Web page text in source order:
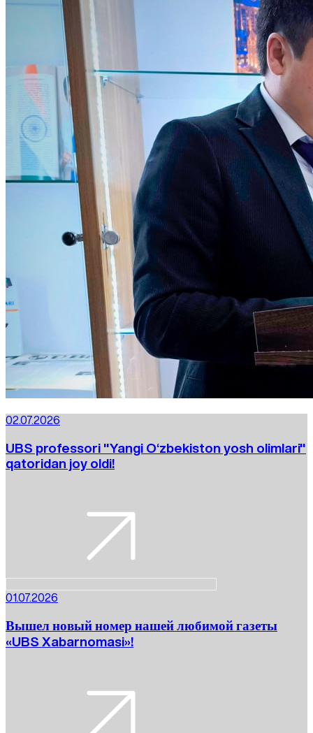
02.07.2026
UBS professori "Yangi O‘zbekiston yosh olimlari"
qatoridan joy oldi!
01.07.2026
Вышел новый номер нашей любимой газеты
«UBS Xabarnomasi»!